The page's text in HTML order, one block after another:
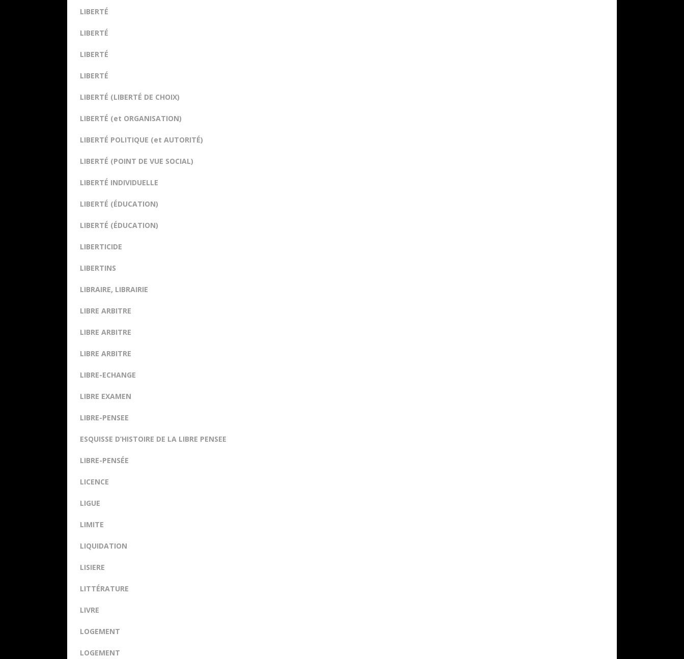
LIBERTÉ
LIBERTÉ
LIBERTÉ
LIBERTÉ
LIBERTÉ (LIBERTÉ DE CHOIX)
LIBERTÉ (et ORGANISATION)
LIBERTÉ POLITIQUE (et AUTORITÉ)
LIBERTÉ (POINT DE VUE SOCIAL)
LIBERTÉ INDIVIDUELLE
LIBERTÉ (ÉDUCATION)
LIBERTÉ (ÉDUCATION)
LIBERTICIDE
LIBERTINS
LIBRAIRE, LIBRAIRIE
LIBRE ARBITRE
LIBRE ARBITRE
LIBRE ARBITRE
LIBRE-ECHANGE
LIBRE EXAMEN
LIBRE-PENSEE
ESQUISSE D’HISTOIRE DE LA LIBRE PENSEE
LIBRE-PENSÉE
LICENCE
LIGUE
LIMITE
LIQUIDATION
LISIERE
LITTÉRATURE
LIVRE
LOGEMENT
LOGEMENT